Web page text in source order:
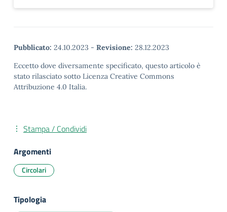
Pubblicato: 24.10.2023 - Revisione: 28.12.2023
Eccetto dove diversamente specificato, questo articolo è
stato rilasciato sotto Licenza Creative Commons
Attribuzione 4.0 Italia.
Stampa / Condividi
Argomenti
Circolari
Tipologia